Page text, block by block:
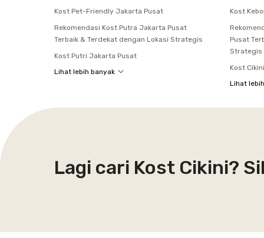
Kost Pet-Friendly Jakarta Pusat
Rekomendasi Kost Putra Jakarta Pusat
Terbaik & Terdekat dengan Lokasi Strategis
Kost Putri Jakarta Pusat
Lihat lebih banyak
Kost
Pusat
Strategis
Kost Cikini
Lihat
Lagi cari Kost Cikini?